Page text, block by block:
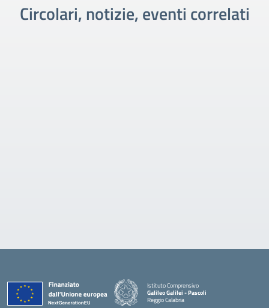
Circolari, notizie, eventi correlati
Istituto Comprensivo
Galileo Galilei - Pascoli
Reggio Calabria